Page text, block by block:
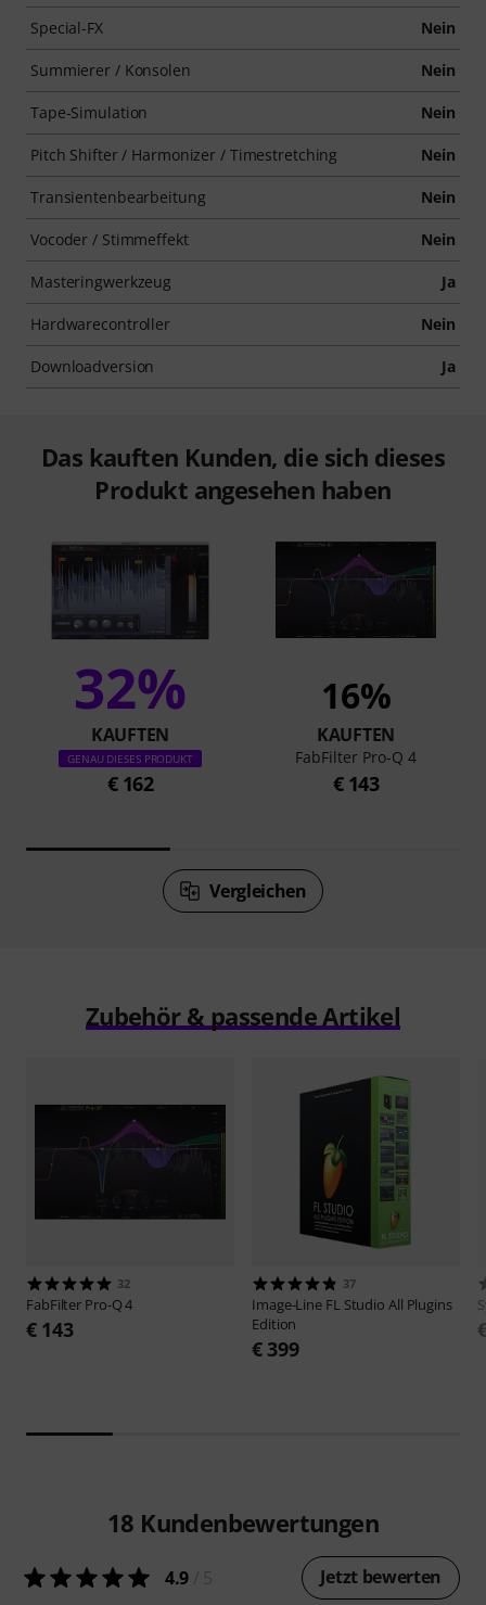
Special-FX Nein
Summierer / Konsolen Nein
Tape-Simulation Nein
Pitch Shifter / Harmonizer / Timestretching Nein
Transientenbearbeitung Nein
Vocoder / Stimmeffekt Nein
Masteringwerkzeug Ja
Hardwarecontroller Nein
Downloadversion Ja
Das kauften Kunden, die sich dieses
Produkt angesehen haben
32%
KAUFTEN
GENAU DIESES PRODUKT
€ 162
16%
KAUFTEN
FabFilter Pro-Q 4
€ 143
Vergleichen
Zubehör & passende Artikel
32
FabFilter Pro-Q 4
€ 143
37
Image-Line FL Studio All Plugins
Edition
€ 399
18 Kundenbewertungen
4.9 Jetzt bewerten